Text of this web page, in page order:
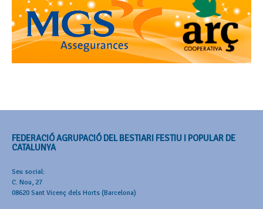
FEDERACIÓ AGRUPACIÓ DEL BESTIARI FESTIU I POPULAR DE
CATALUNYA
Seu social:
C. Nou, 27
08620 Sant Vicenç dels Horts (Barcelona)